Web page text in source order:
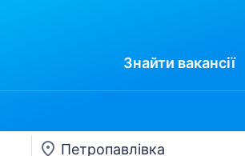
Знайти вакансії